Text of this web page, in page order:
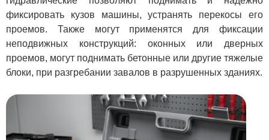
фиксировать кузов машины, устранять перекосы его
проемов. Также могут применятся для фиксации
неподвижных конструкций: оконных или дверных
проемов, могут поднимать бетонные или другие тяжелые
блоки, при разгребании завалов в разрушенных зданиях.